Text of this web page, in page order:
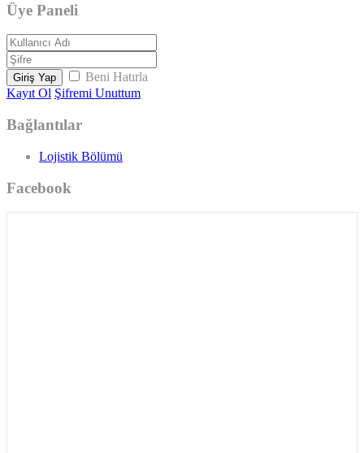
Üye Paneli
Giriş Yap
Beni Hatırla
Kayıt Ol Şifremi Unuttum
Bağlantılar
Lojistik Bölümü
Facebook